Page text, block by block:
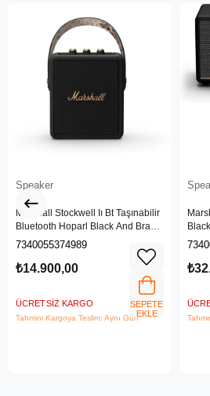
Speaker
Marshall Stockwell Iı Bt Taşınabilir
Bluetooth Hoparl Black And Brass
Zd.1005544
7340055374989
₺14.900,00
ÜCRETSIZ KARGO
Tahmini Kargoya Teslim: Aynı Gün
SEPETE
EKLE